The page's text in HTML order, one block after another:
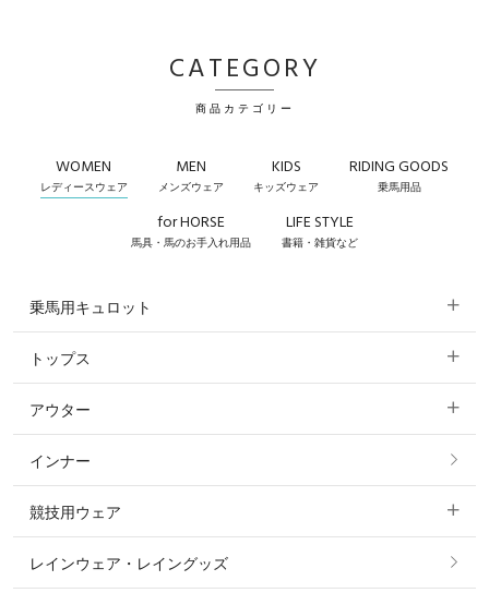
CATEGORY
商品カテゴリー
WOMEN
レディースウェア
MEN
メンズウェア
KIDS
キッズウェア
RIDING GOODS
乗馬用品
for HORSE
馬具・馬のお手入れ用品
LIFE STYLE
書籍・雑貨など
乗馬用キュロット
すべてのキュロット
フルグリップ・尻革 キュロット
ニーグリップ・膝革 キュロット
トップス
すべてのトップス
ポロシャツ
カットソー・Tシャツ・タンクトップ
アウター
すべてのアウター
コート
ジャケット・ブルゾン
インナー
競技用ウェア
すべての競技用ウェア
レインウェア・レイングッズ